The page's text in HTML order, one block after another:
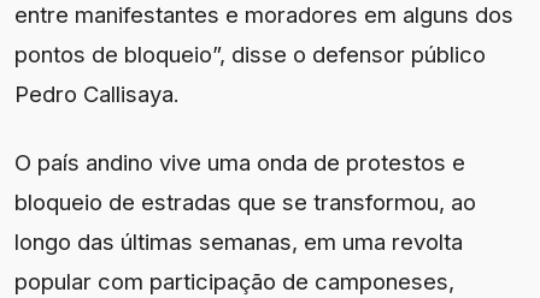
entre manifestantes e moradores em alguns dos
pontos de bloqueio”, disse o defensor público
Pedro Callisaya.
O país andino vive uma onda de protestos e
bloqueio de estradas que se transformou, ao
longo das últimas semanas, em uma revolta
popular com participação de camponeses,